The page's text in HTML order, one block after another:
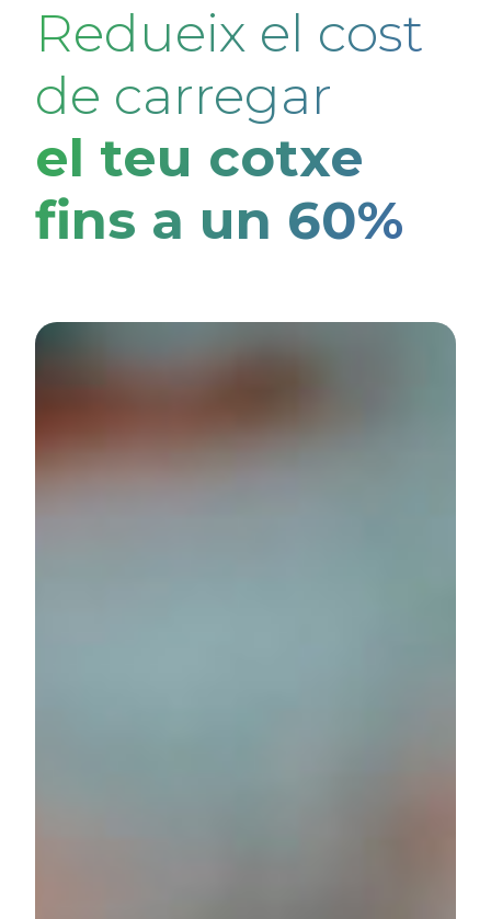
Redueix el cost
de carregar
el teu cotxe
fins a un 60%